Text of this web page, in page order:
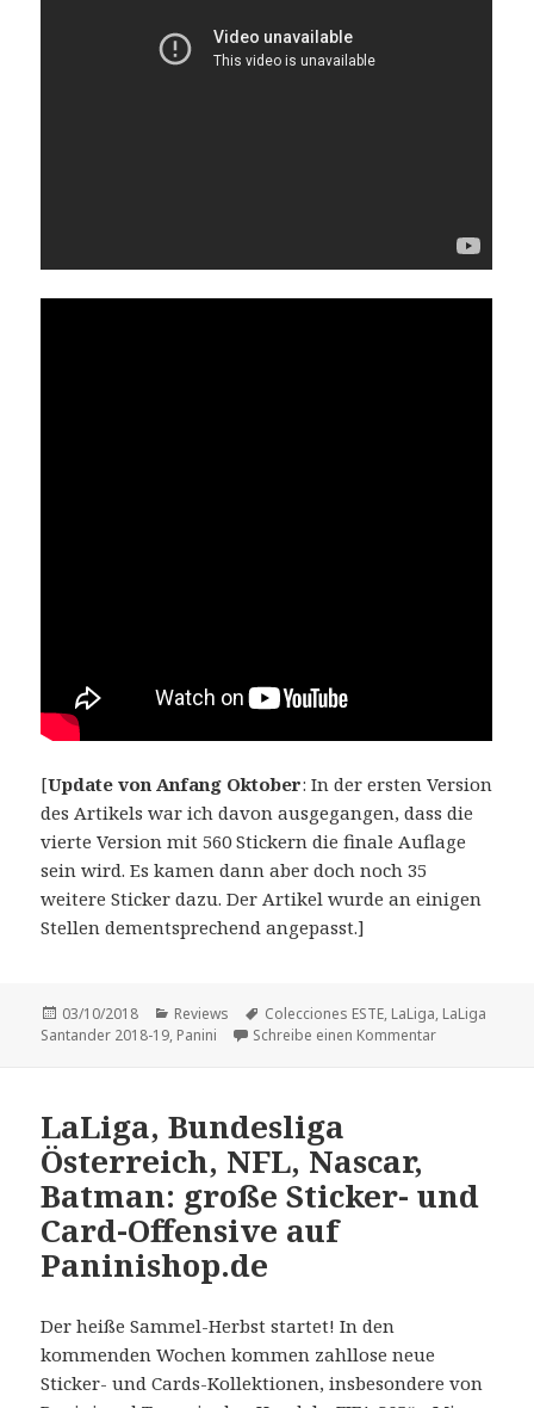
[Update von Anfang Oktober: In der ersten Version
des Artikels war ich davon ausgegangen, dass die
vierte Version mit 560 Stickern die finale Auflage
sein wird. Es kamen dann aber doch noch 35
weitere Sticker dazu. Der Artikel wurde an einigen
Stellen dementsprechend angepasst.]
Veröffentlicht
am
03/10/2018 Kategorien
Reviews Schlagwörter
Colecciones ESTE, LaLiga, LaLiga
Santander 2018-19, Panini Schreibe einen Kommentarzu
LaLiga, Bundesliga
Österreich, NFL, Nascar,
Batman: große Sticker- und
Card-Offensive auf
Paninishop.de
Der heiße Sammel-Herbst startet! In den
kommenden Wochen kommen zahllose neue
Sticker- und Cards-Kollektionen, insbesondere von